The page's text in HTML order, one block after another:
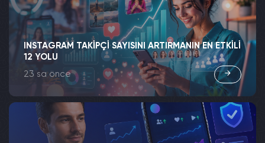
INSTAGRAM TAKIPÇI SAYISINI ARTIRMANIN EN ETKILI
12 YOLU
23 sa önce